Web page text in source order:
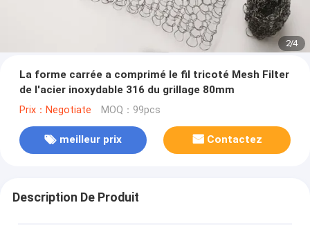
2/4
La forme carrée a comprimé le fil tricoté Mesh Filter
de l'acier inoxydable 316 du grillage 80mm
Prix：Negotiate MOQ：99pcs
meilleur prix Contactez
Description De Produit